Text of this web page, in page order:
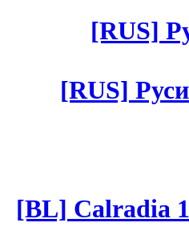
[RUS]
[RUS]
[BL] Calradia